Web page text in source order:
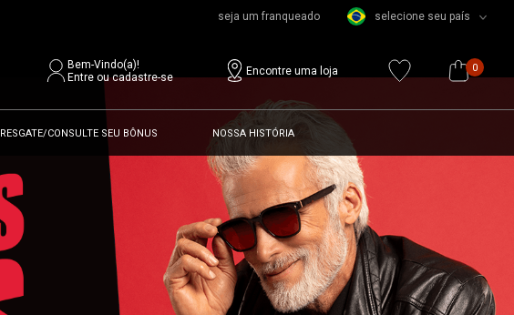
seja um franqueado selecione seu país
Bem-Vindo(a)!
Entre ou cadastre-se
Encontre uma loja 0
RESGATE/CONSULTE SEU BÔNUS NOSSA HISTÓRIA